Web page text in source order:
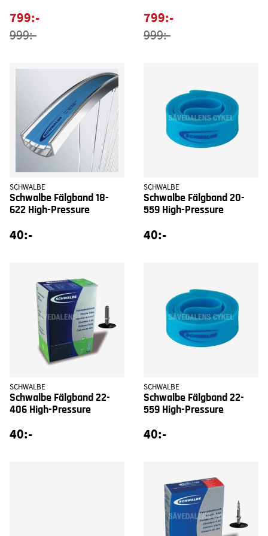
799:-
999:-
799:-
999:-
SCHWALBE
Schwalbe Fälgband 18-
622 High-Pressure
40:-
SCHWALBE
Schwalbe Fälgband 20-
559 High-Pressure
40:-
SCHWALBE
Schwalbe Fälgband 22-
406 High-Pressure
40:-
SCHWALBE
Schwalbe Fälgband 22-
559 High-Pressure
40:-